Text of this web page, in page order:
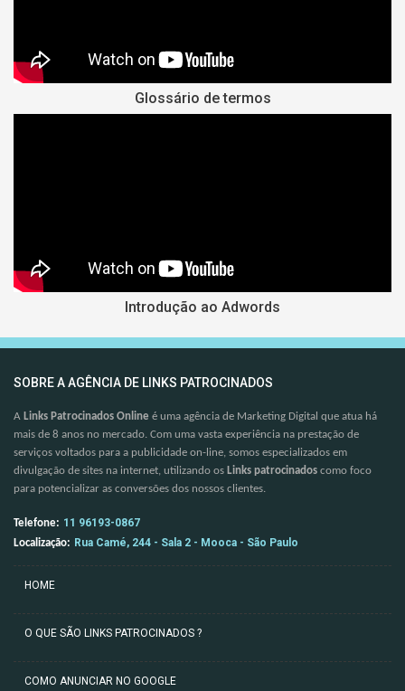
Glossário de termos
Introdução ao Adwords
SOBRE A AGÊNCIA DE LINKS PATROCINADOS
A Links Patrocinados Online é uma agência de Marketing Digital que atua há
mais de 8 anos no mercado. Com uma vasta experiência na prestação de
serviços voltados para a publicidade on-line, somos especializados em
divulgação de sites na internet, utilizando os Links patrocinados como foco
para potencializar as conversões dos nossos clientes.
Telefone: 11 96193-0867
Localização: Rua Camé, 244 - Sala 2 - Mooca - São Paulo
HOME
O QUE SÃO LINKS PATROCINADOS ?
COMO ANUNCIAR NO GOOGLE